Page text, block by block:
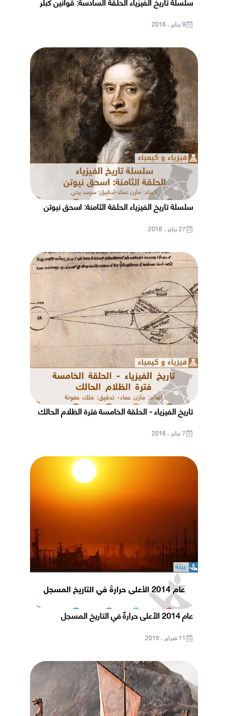
9 يناير ، 2016
سلسلة تاريخ الفيزياء الحلقة الثامنة: اسحق نيوتن
27 يناير ، 2016
تاريخ الفيزياء - الحلقة الخامسة فترة الظلام الحالك
7 يناير ، 2016
عام 2014 الأعلى حرارةً في التاريخ المسجل
11 فبراير ، 2015